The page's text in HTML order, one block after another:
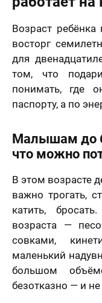
Возраст
восторг
для
том, что
понимать, где
паспорту, а по
Малышам до
что можно
В этом возрасте
важно трогать,
катить,
возраста —
совками,
маленький
большом
безотказно — и не